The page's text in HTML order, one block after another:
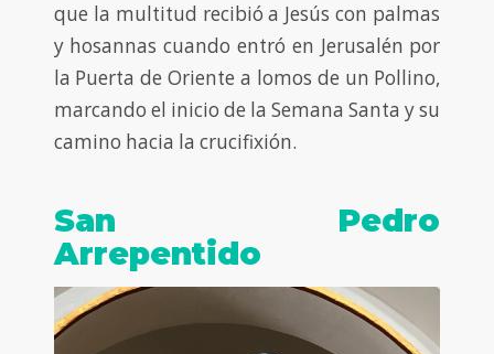
que la multitud recibió a Jesús con palmas
y hosannas cuando entró en Jerusalén por
la Puerta de Oriente a lomos de un Pollino,
marcando el inicio de la Semana Santa y su
camino hacia la crucifixión.
San Pedro
Arrepentido